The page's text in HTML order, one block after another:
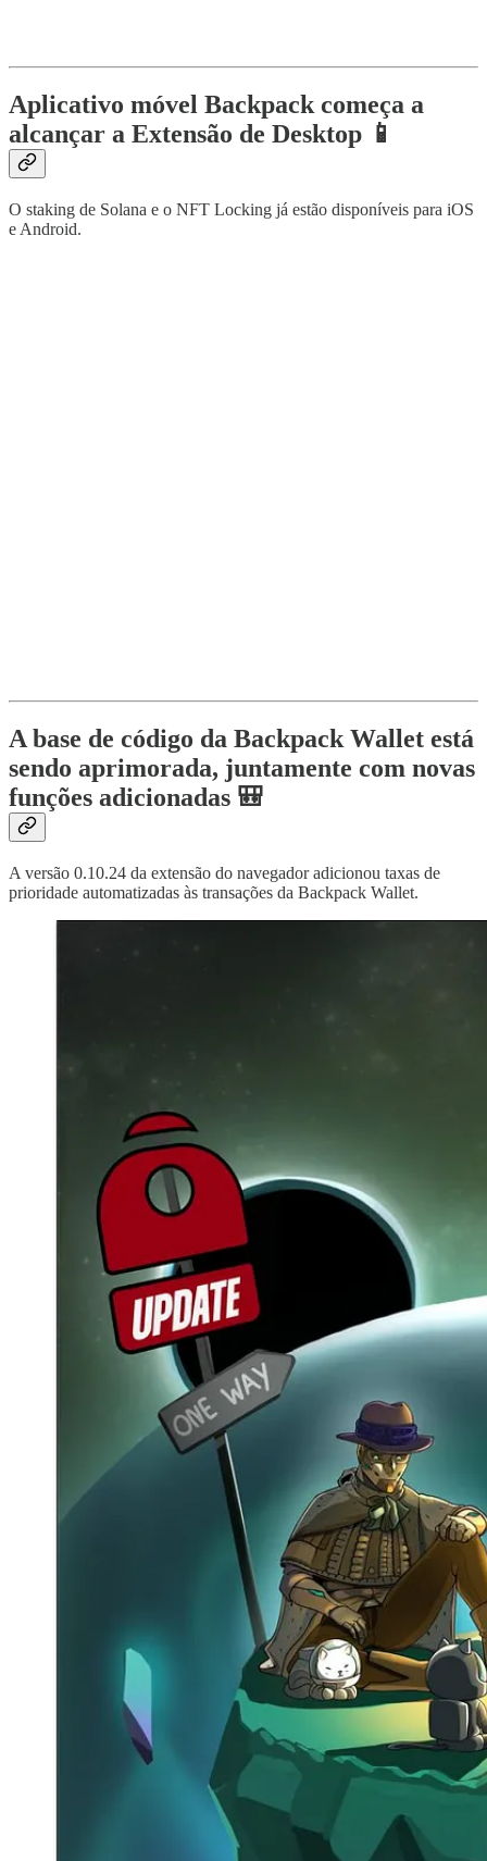
Aplicativo móvel Backpack começa a
alcançar a Extensão de Desktop 📱
O staking de Solana e o NFT Locking já estão disponíveis para iOS
e Android.
A base de código da Backpack Wallet está
sendo aprimorada, juntamente com novas
funções adicionadas 🎒
A versão 0.10.24 da extensão do navegador adicionou taxas de
prioridade automatizadas às transações da Backpack Wallet.